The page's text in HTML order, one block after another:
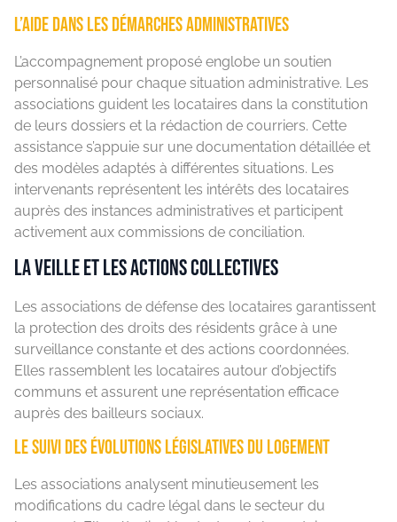
L’aide dans les démarches administratives
L’accompagnement proposé englobe un soutien
personnalisé pour chaque situation administrative. Les
associations guident les locataires dans la constitution
de leurs dossiers et la rédaction de courriers. Cette
assistance s’appuie sur une documentation détaillée et
des modèles adaptés à différentes situations. Les
intervenants représentent les intérêts des locataires
auprès des instances administratives et participent
activement aux commissions de conciliation.
La veille et les actions collectives
Les associations de défense des locataires garantissent
la protection des droits des résidents grâce à une
surveillance constante et des actions coordonnées.
Elles rassemblent les locataires autour d’objectifs
communs et assurent une représentation efficace
auprès des bailleurs sociaux.
Le suivi des évolutions législatives du logement
Les associations analysent minutieusement les
modifications du cadre légal dans le secteur du